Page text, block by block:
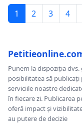
1 2 3 4
Punem la dispoziția
posibilitatea să
serviciile noastre
în fiecare zi. Publicarea
oferă impact și
au putere de decizie